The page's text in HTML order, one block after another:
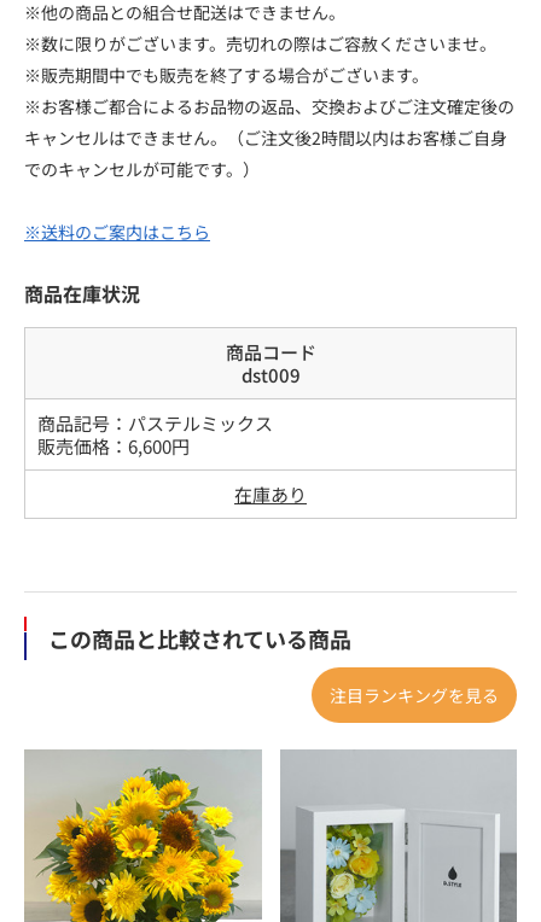
※他の商品との組合せ配送はできません。
※数に限りがございます。売切れの際はご容赦くださいませ。
※販売期間中でも販売を終了する場合がございます。
※お客様ご都合によるお品物の返品、交換およびご注文確定後の
キャンセルはできません。（ご注文後2時間以内はお客様ご自身
でのキャンセルが可能です。）
※送料のご案内はこちら
商品在庫状況
商品コード
dst009
商品記号： パステルミックス
販売価格： 6,600円
在庫あり
この商品と比較されている商品
注目ランキングを見る